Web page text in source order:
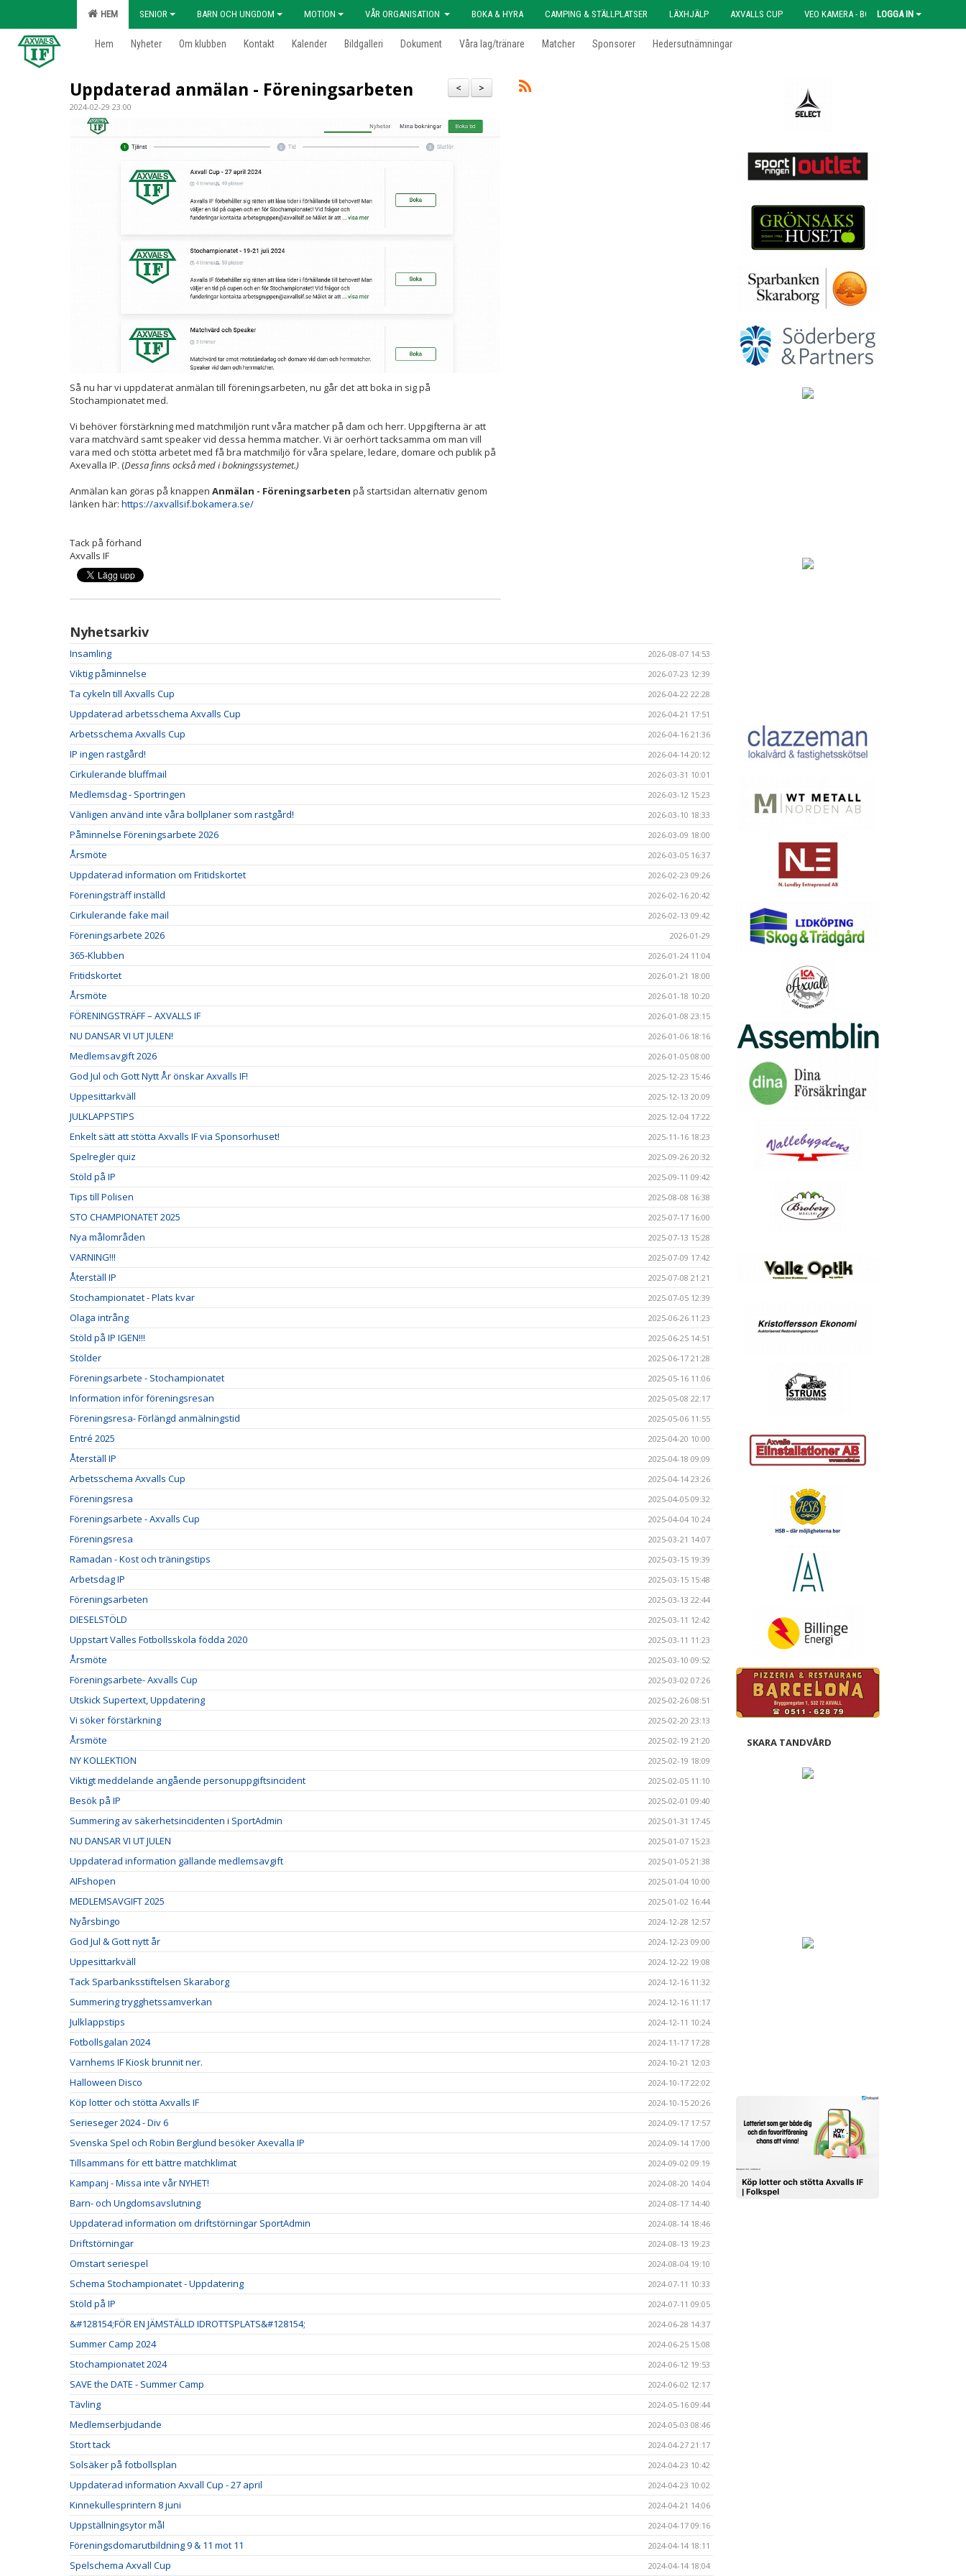
HEM SENIOR BARN OCH UNGDOM MOTION VÅR ORGANISATION BOKA & HYRA CAMPING & STÄLLPLATSER LÄXHJÄLP AXVALLS CUP VEO KAMERA - BOKNINGLOGGA IN
Hem Nyheter Om klubben Kontakt Kalender Bildgalleri Dokument Våra lag/tränare Matcher Sponsorer Hedersutnämningar
>
<
Uppdaterad anmälan - Föreningsarbeten
2024-02-29 23:00
Så nu har vi uppdaterat anmälan till föreningsarbeten, nu går det att boka in sig på
Stochampionatet med.
Vi behöver förstärkning med matchmiljön runt våra matcher på dam och herr. Uppgifterna är att
vara matchvärd samt speaker vid dessa hemma matcher. Vi är oerhört tacksamma om man vill
vara med och stötta arbetet med få bra matchmiljö för våra spelare, ledare, domare och publik på
Axevalla IP. (Dessa finns också med i bokningssystemet.)
Anmälan kan göras på knappen Anmälan - Föreningsarbeten på startsidan alternativ genom
länken här: https://axvallsif.bokamera.se/
Tack på förhand
Axvalls IF
Nyhetsarkiv
Insamling 2026-08-07 14:53
Viktig påminnelse 2026-07-23 12:39
Ta cykeln till Axvalls Cup 2026-04-22 22:28
Uppdaterad arbetsschema Axvalls Cup 2026-04-21 17:51
Arbetsschema Axvalls Cup 2026-04-16 21:36
IP ingen rastgård! 2026-04-14 20:12
Cirkulerande bluffmail 2026-03-31 10:01
Medlemsdag - Sportringen 2026-03-12 15:23
Vänligen använd inte våra bollplaner som rastgård! 2026-03-10 18:33
Påminnelse Föreningsarbete 2026 2026-03-09 18:00
Årsmöte 2026-03-05 16:37
Uppdaterad information om Fritidskortet 2026-02-23 09:26
Föreningsträff inställd 2026-02-16 20:42
Cirkulerande fake mail 2026-02-13 09:42
Föreningsarbete 2026 2026-01-29
365-Klubben 2026-01-24 11:04
Fritidskortet 2026-01-21 18:00
Årsmöte 2026-01-18 10:20
FÖRENINGSTRÄFF – AXVALLS IF 2026-01-08 23:15
NU DANSAR VI UT JULEN! 2026-01-06 18:16
Medlemsavgift 2026 2026-01-05 08:00
God Jul och Gott Nytt År önskar Axvalls IF! 2025-12-23 15:46
Uppesittarkväll 2025-12-13 20:09
JULKLAPPSTIPS 2025-12-04 17:22
Enkelt sätt att stötta Axvalls IF via Sponsorhuset! 2025-11-16 18:23
Spelregler quiz 2025-09-26 20:32
Stöld på IP 2025-09-11 09:42
Tips till Polisen 2025-08-08 16:38
STO CHAMPIONATET 2025 2025-07-17 16:00
Nya målområden 2025-07-13 15:28
VARNING!!! 2025-07-09 17:42
Återställ IP 2025-07-08 21:21
Stochampionatet - Plats kvar 2025-07-05 12:39
Olaga intrång 2025-06-26 11:23
Stöld på IP IGEN!!! 2025-06-25 14:51
Stölder 2025-06-17 21:28
Föreningsarbete - Stochampionatet 2025-05-16 11:06
Information inför föreningsresan 2025-05-08 22:17
Föreningsresa- Förlängd anmälningstid 2025-05-06 11:55
Entré 2025 2025-04-20 10:00
Återställ IP 2025-04-18 09:09
Arbetsschema Axvalls Cup 2025-04-14 23:26
Föreningsresa 2025-04-05 09:32
Föreningsarbete - Axvalls Cup 2025-04-04 10:24
Föreningsresa 2025-03-21 14:07
Ramadan - Kost och träningstips 2025-03-15 19:39
Arbetsdag IP 2025-03-15 15:48
Föreningsarbeten 2025-03-13 22:44
DIESELSTÖLD 2025-03-11 12:42
Uppstart Valles Fotbollsskola födda 2020 2025-03-11 11:23
Årsmöte 2025-03-10 09:52
Föreningsarbete- Axvalls Cup 2025-03-02 07:26
Utskick Supertext, Uppdatering 2025-02-26 08:51
Vi söker förstärkning 2025-02-20 23:13
Årsmöte 2025-02-19 21:20
NY KOLLEKTION 2025-02-19 18:09
Viktigt meddelande angående personuppgiftsincident 2025-02-05 11:10
Besök på IP 2025-02-01 09:40
Summering av säkerhetsincidenten i SportAdmin 2025-01-31 17:45
NU DANSAR VI UT JULEN 2025-01-07 15:23
Uppdaterad information gällande medlemsavgift 2025-01-05 21:38
AIFshopen 2025-01-04 10:00
MEDLEMSAVGIFT 2025 2025-01-02 16:44
Nyårsbingo 2024-12-28 12:57
God Jul & Gott nytt år 2024-12-23 09:00
Uppesittarkväll 2024-12-22 19:08
Tack Sparbanksstiftelsen Skaraborg 2024-12-16 11:32
Summering trygghetssamverkan 2024-12-16 11:17
Julklappstips 2024-12-11 10:24
Fotbollsgalan 2024 2024-11-17 17:28
Varnhems IF Kiosk brunnit ner. 2024-10-21 12:03
Halloween Disco 2024-10-17 22:02
Köp lotter och stötta Axvalls IF 2024-10-15 20:26
Serieseger 2024 - Div 6 2024-09-17 17:57
Svenska Spel och Robin Berglund besöker Axevalla IP 2024-09-14 17:00
Tillsammans för ett bättre matchklimat 2024-09-02 09:19
Kampanj - Missa inte vår NYHET! 2024-08-20 14:04
Barn- och Ungdomsavslutning 2024-08-17 14:40
Uppdaterad information om driftstörningar SportAdmin 2024-08-14 18:46
Driftstörningar 2024-08-13 19:23
Omstart seriespel 2024-08-04 19:10
Schema Stochampionatet - Uppdatering 2024-07-11 10:33
Stöld på IP 2024-07-11 09:05
&#128154;FÖR EN JÄMSTÄLLD IDROTTSPLATS&#128154; 2024-06-28 14:37
Summer Camp 2024 2024-06-25 15:08
Stochampionatet 2024 2024-06-12 19:53
SAVE the DATE - Summer Camp 2024-06-02 12:17
Tävling 2024-05-16 09:44
Medlemserbjudande 2024-05-03 08:46
Stort tack 2024-04-27 21:17
Solsäker på fotbollsplan 2024-04-23 10:42
Uppdaterad information Axvall Cup - 27 april 2024-04-23 10:02
Kinnekullesprintern 8 juni 2024-04-21 14:06
Uppställningsytor mål 2024-04-17 09:16
Föreningsdomarutbildning 9 & 11 mot 11 2024-04-14 18:11
Spelschema Axvall Cup 2024-04-14 18:04
SKARA TANDVÅRD